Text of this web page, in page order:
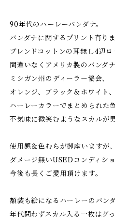
90年代のハーレーバンダナ。
バンダナに関するプリント有りま
ブレンドコットンの耳無し4辺ロ
間違いなくアメリカ製のバンダナ
ミシガン州のディーラー協会、
オレンジ、ブラック＆ホワイト、
ハーレーカラーでまとめられた
不気味に微笑むようなスカルが
使用感＆色むらが御座いますが、
ダメージ無いUSEDコンディショ
今後も長くご愛用頂けます。
額装も絵になるハーレーのバンダ
年代問わずスカル入る一枚はグ